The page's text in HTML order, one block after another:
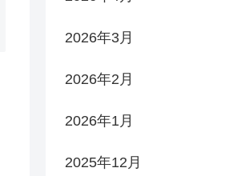
2026年3月
2026年2月
2026年1月
2025年12月